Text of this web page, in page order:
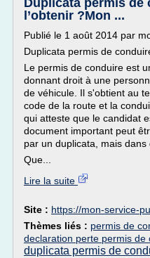
Duplicata permis de
l’obtenir ?Mon ...
Publié le 1 août 2014 par
Duplicata permis de
Le permis de conduire est
donnant droit à une
de véhicule. Il s'obtient au
code de la route et la
qui atteste que le candidat
document important peut
par un duplicata, mais
Que...
Lire la suite
Site : https://mon-service-
Thèmes liés : permis de
declaration perte permis
duplicata permis de